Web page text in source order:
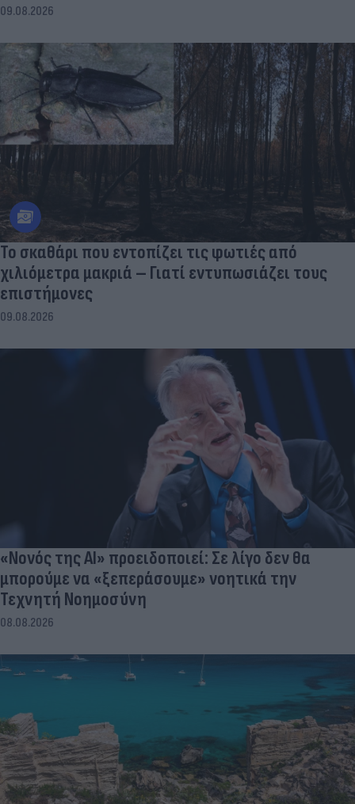
09.08.2026
Το σκαθάρι που εντοπίζει τις φωτιές από
χιλιόμετρα μακριά – Γιατί εντυπωσιάζει τους
επιστήμονες
09.08.2026
«Νονός της AI» προειδοποιεί: Σε λίγο δεν θα
μπορούμε να «ξεπεράσουμε» νοητικά την
Τεχνητή Νοημοσύνη
08.08.2026